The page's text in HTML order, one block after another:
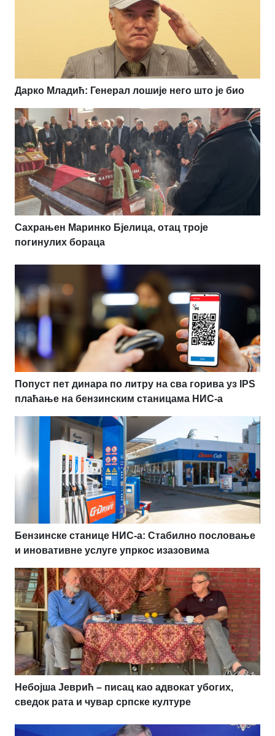
Дарко Младић: Генерал лошије него што је био
Сахрањен Маринко Бјелица, отац троје
погинулих бораца
Попуст пет динара по литру на сва горива уз IPS
плаћање на бензинским станицама НИС-а
Бензинске станице НИС-а: Стабилно пословање
и иновативне услуге упркос изазовима
Небојша Јеврић – писац као адвокат убогих,
сведок рата и чувар српске културе